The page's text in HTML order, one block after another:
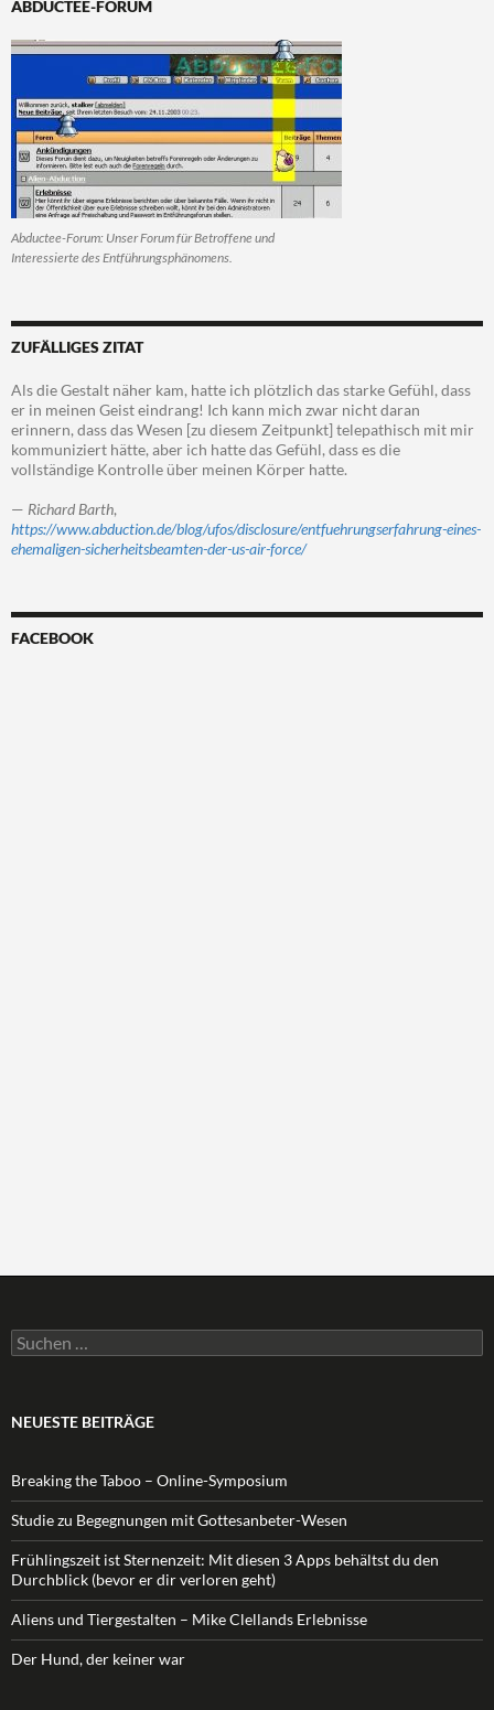
ABDUCTEE-FORUM
Abductee-Forum: Unser Forum für Betroffene und
Interessierte des Entführungsphänomens.
ZUFÄLLIGES ZITAT
Als die Gestalt näher kam, hatte ich plötzlich das starke Gefühl, dass
er in meinen Geist eindrang! Ich kann mich zwar nicht daran
erinnern, dass das Wesen [zu diesem Zeitpunkt] telepathisch mit mir
kommuniziert hätte, aber ich hatte das Gefühl, dass es die
vollständige Kontrolle über meinen Körper hatte.
— Richard Barth,
https://www.abduction.de/blog/ufos/disclosure/entfuehrungserfahrung-eines-
ehemaligen-sicherheitsbeamten-der-us-air-force/
FACEBOOK
Suchen
nach:
NEUESTE BEITRÄGE
Breaking the Taboo – Online-Symposium
Studie zu Begegnungen mit Gottesanbeter-Wesen
Frühlingszeit ist Sternenzeit: Mit diesen 3 Apps behältst du den
Durchblick (bevor er dir verloren geht)
Aliens und Tiergestalten – Mike Clellands Erlebnisse
Der Hund, der keiner war